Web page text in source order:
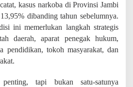
kasus narkoba di Provinsi Jambi
dibanding tahun sebelumnya.
ini memerlukan langkah strategis
daerah, aparat penegak hukum,
pendidikan, tokoh masyarakat, dan
penting, tapi bukan satu-satunya